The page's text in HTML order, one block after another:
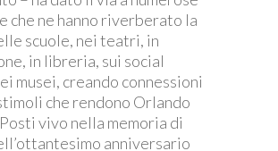
che ne hanno riverberato la
scuole, nei teatri, in
in libreria, sui social
musei, creando connessioni
che rendono Orlando
vivo nella memoria di
anniversario